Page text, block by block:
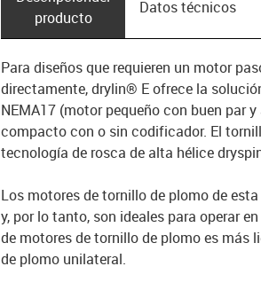
producto
Datos técnicos
Para diseños que requieren un motor
directamente, drylin® E ofrece la
NEMA17 (motor pequeño con buen par
compacto con o sin codificador. El
tecnología de rosca de alta hélice
Los motores de tornillo de plomo de
y, por lo tanto, son ideales para operar
de motores de tornillo de plomo es más
de plomo unilateral.